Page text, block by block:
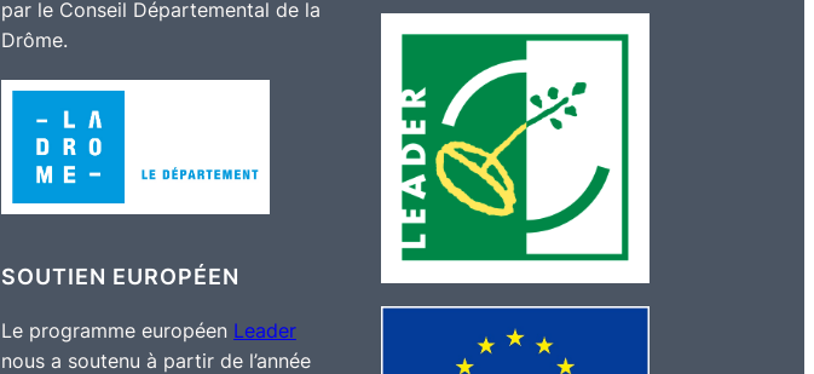
par le Conseil Départemental de la
Drôme.
SOUTIEN EUROPÉEN
Le programme européen Leader
nous a soutenu à partir de l’année